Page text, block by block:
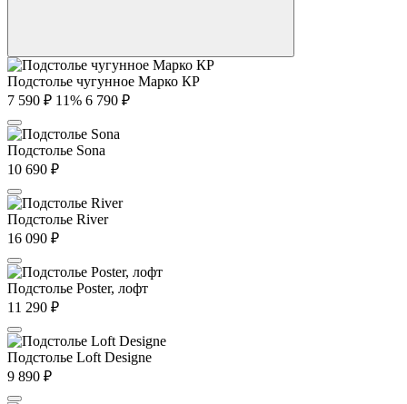
Подстолье чугунное Марко КР
7 590 ₽ 11% 6 790 ₽
Подстолье Sona
10 690 ₽
Подстолье River
16 090 ₽
Подстолье Poster, лофт
11 290 ₽
Подстолье Loft Designe
9 890 ₽